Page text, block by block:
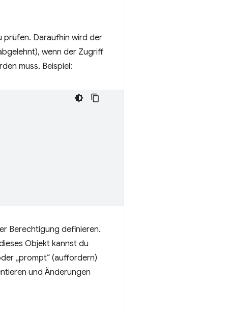
prüfen. Daraufhin wird der
wenn der Zugriff
muss. Beispiel:
Berechtigung definieren.
Objekt kannst du
„prompt“ (auffordern)
und Änderungen